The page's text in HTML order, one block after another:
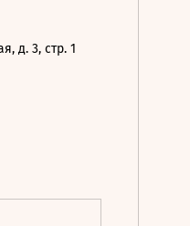
д. 3, стр. 1